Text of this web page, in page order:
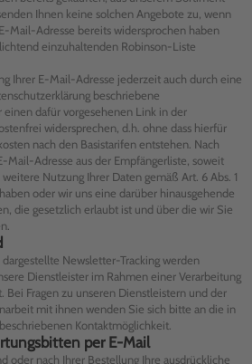
Ihnen keine solchen Angebote zu, wenn
Mail-Adresse bereits widersprochen haben
einzuhaltenden Robinson-Liste
Ihrer E-Mail-Adresse jederzeit auch durch eine
beschriebene
dafür vorgesehenen Link in der
widersprechen, d.h. ohne dass hierfür
nach den Basistarifen entstehen. Nach
Mail-Adresse aus der Empfängerliste, soweit
Nutzung Ihrer Daten gemäß Art. 6 Abs. 1
oder wir uns eine darüber hinausgehende
die gesetzlich erlaubt ist und über die wir Sie
Newsletter-Tracking werden
Dienstleister im Rahmen einer Verarbeitung
Bei Fragen zu unseren Dienstleistern und der
mit ihnen wenden Sie sich bitte an die in
Kontaktmöglichkeit.
per E-Mail
oder nach Ihrer Bestellung Ihre ausdrückliche